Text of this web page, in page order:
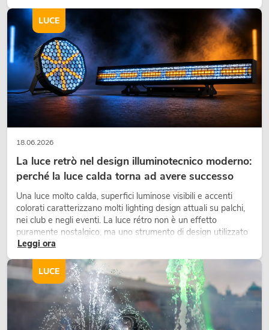
749,00€
PSSO QCA-6400 4-
Amplifier
No. 10451696
18.06.2026
La luce retrò nel design illuminotecnico moderno:
perché la luce calda torna ad avere successo
Una luce molto calda, superfici luminose visibili e accenti
colorati caratterizzano molti lighting design attuali su palchi,
nei club e negli eventi. La luce rétro non è un effetto
puramente nostalgico, ma uno strumento di design utilizzato
in modo consapevole: crea atmosfera, dona carattere alle
Leggi ora
LUCE
LUCE